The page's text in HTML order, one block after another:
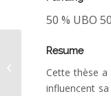
50 % UBO
Resume
Cette thèse a
influencent
LAURENT Jennifer